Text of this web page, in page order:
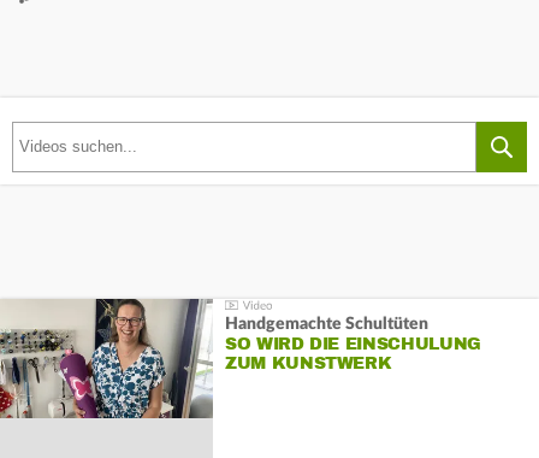
Handgemachte Schultüten
SO WIRD DIE EINSCHULUNG
ZUM KUNSTWERK